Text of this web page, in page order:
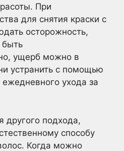
При
для снятия краски с
осторожность,
быть
ущерб можно в
устранить с помощью
ежедневного ухода за
подхода,
способу
Когда можно